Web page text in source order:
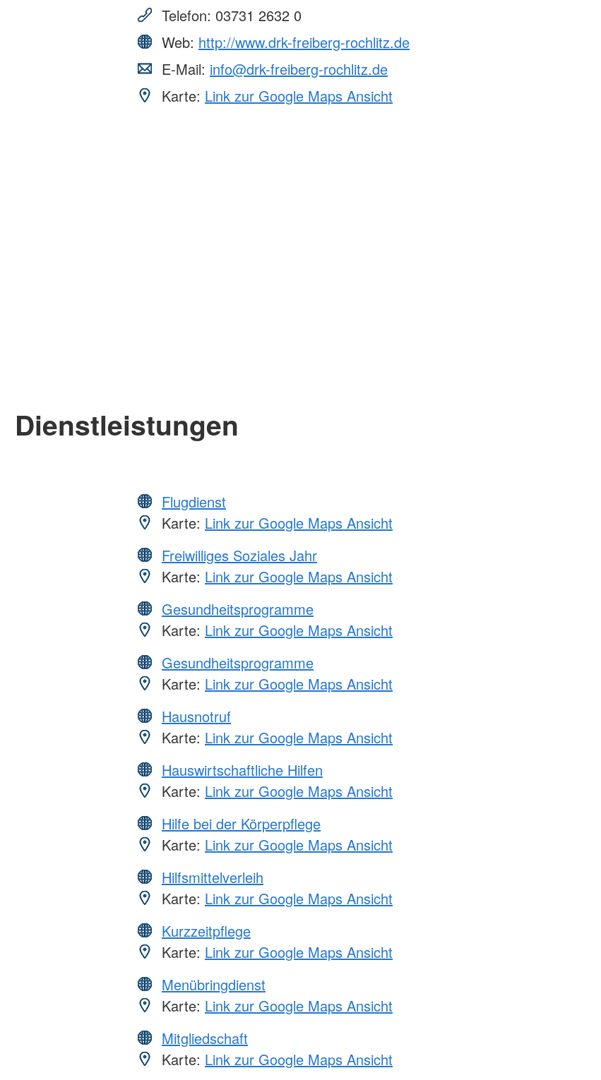
Telefon: 03731 2632 0
Web: http://www.drk-freiberg-rochlitz.de
E-Mail: info@drk-freiberg-rochlitz.de
Karte: Link zur Google Maps Ansicht
Dienstleistungen
Flugdienst
Karte: Link zur Google Maps Ansicht
Freiwilliges Soziales Jahr
Karte: Link zur Google Maps Ansicht
Gesundheitsprogramme
Karte: Link zur Google Maps Ansicht
Gesundheitsprogramme
Karte: Link zur Google Maps Ansicht
Hausnotruf
Karte: Link zur Google Maps Ansicht
Hauswirtschaftliche Hilfen
Karte: Link zur Google Maps Ansicht
Hilfe bei der Körperpflege
Karte: Link zur Google Maps Ansicht
Hilfsmittelverleih
Karte: Link zur Google Maps Ansicht
Kurzzeitpflege
Karte: Link zur Google Maps Ansicht
Menübringdienst
Karte: Link zur Google Maps Ansicht
Mitgliedschaft
Karte: Link zur Google Maps Ansicht